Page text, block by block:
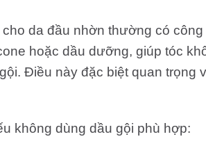
cho da đầu nhờn thường có
hoặc dầu dưỡng, giúp tóc
Điều này đặc biệt quan trọng
không dùng dầu gội phù hợp: